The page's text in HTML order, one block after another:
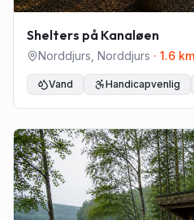
Shelters på Kanaløen
Norddjurs Norddjurs · 1.6 km
Vand Handicapvenlig